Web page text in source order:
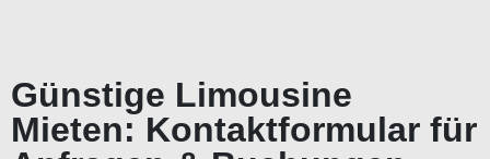
Günstige Limousine
Mieten: Kontaktformular für